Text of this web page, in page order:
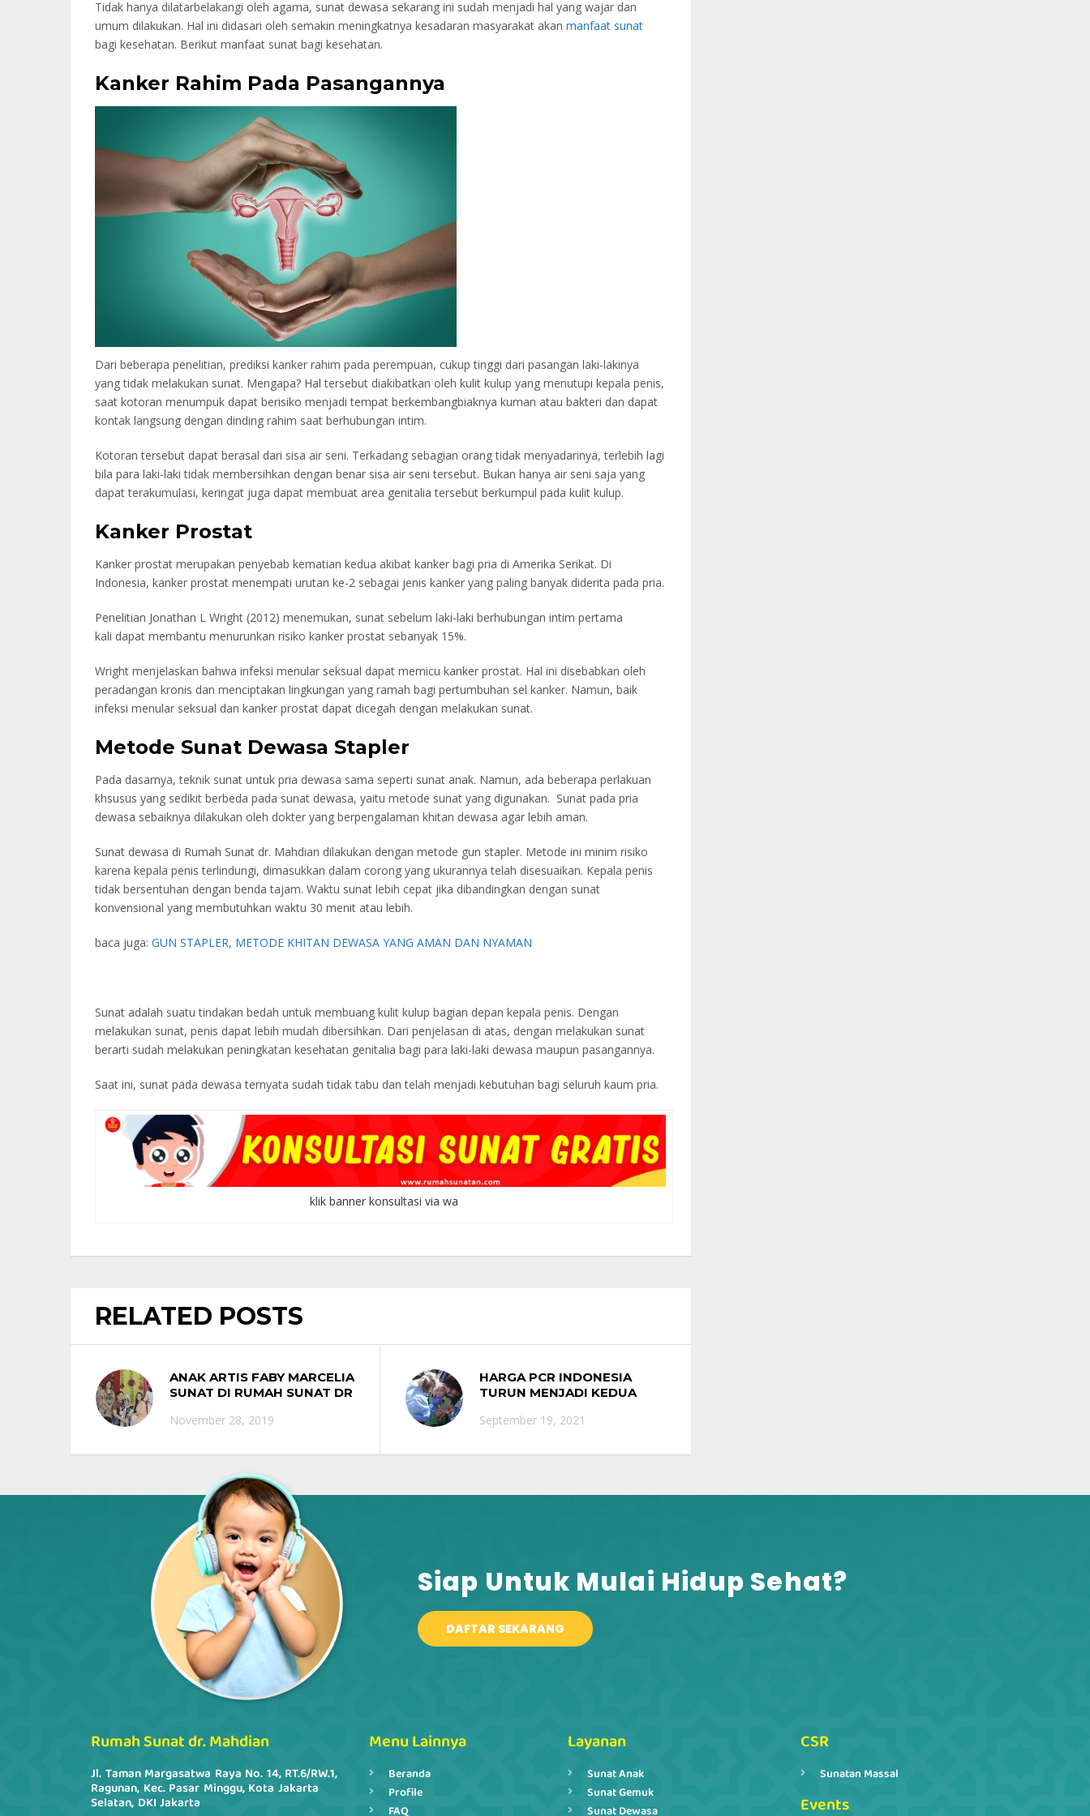
Tidak hanya dilatarbelakangi oleh agama, sunat dewasa sekarang ini sudah menjadi hal yang wajar dan
umum dilakukan. Hal ini didasari oleh semakin meningkatnya kesadaran masyarakat akan manfaat sunat
bagi kesehatan. Berikut manfaat sunat bagi kesehatan.
Kanker Rahim Pada Pasangannya
Dari beberapa penelitian, prediksi kanker rahim pada perempuan, cukup tinggi dari pasangan laki-lakinya
yang tidak melakukan sunat. Mengapa? Hal tersebut diakibatkan oleh kulit kulup yang menutupi kepala penis,
saat kotoran menumpuk dapat berisiko menjadi tempat berkembangbiaknya kuman atau bakteri dan dapat
kontak langsung dengan dinding rahim saat berhubungan intim.
Kotoran tersebut dapat berasal dari sisa air seni. Terkadang sebagian orang tidak menyadarinya, terlebih lagi
bila para laki-laki tidak membersihkan dengan benar sisa air seni tersebut. Bukan hanya air seni saja yang
dapat terakumulasi, keringat juga dapat membuat area genitalia tersebut berkumpul pada kulit kulup.
Kanker Prostat
Kanker prostat merupakan penyebab kematian kedua akibat kanker bagi pria di Amerika Serikat. Di
Indonesia, kanker prostat menempati urutan ke-2 sebagai jenis kanker yang paling banyak diderita pada pria.
Penelitian Jonathan L Wright (2012) menemukan, sunat sebelum laki-laki berhubungan intim pertama
kali dapat membantu menurunkan risiko kanker prostat sebanyak 15%.
Wright menjelaskan bahwa infeksi menular seksual dapat memicu kanker prostat. Hal ini disebabkan oleh
peradangan kronis dan menciptakan lingkungan yang ramah bagi pertumbuhan sel kanker. Namun, baik
infeksi menular seksual dan kanker prostat dapat dicegah dengan melakukan sunat.
Metode Sunat Dewasa Stapler
Pada dasarnya, teknik sunat untuk pria dewasa sama seperti sunat anak. Namun, ada beberapa perlakuan
khsusus yang sedikit berbeda pada sunat dewasa, yaitu metode sunat yang digunakan. Sunat pada pria
dewasa sebaiknya dilakukan oleh dokter yang berpengalaman khitan dewasa agar lebih aman.
Sunat dewasa di Rumah Sunat dr. Mahdian dilakukan dengan metode gun stapler. Metode ini minim risiko
karena kepala penis terlindungi, dimasukkan dalam corong yang ukurannya telah disesuaikan. Kepala penis
tidak bersentuhan dengan benda tajam. Waktu sunat lebih cepat jika dibandingkan dengan sunat
konvensional yang membutuhkan waktu 30 menit atau lebih.
baca juga: GUN STAPLER, METODE KHITAN DEWASA YANG AMAN DAN NYAMAN
Sunat adalah suatu tindakan bedah untuk membuang kulit kulup bagian depan kepala penis. Dengan
melakukan sunat, penis dapat lebih mudah dibersihkan. Dari penjelasan di atas, dengan melakukan sunat
berarti sudah melakukan peningkatan kesehatan genitalia bagi para laki-laki dewasa maupun pasangannya.
Saat ini, sunat pada dewasa ternyata sudah tidak tabu dan telah menjadi kebutuhan bagi seluruh kaum pria.
klik banner konsultasi via wa
RELATED POSTS
ANAK ARTIS FABY MARCELIA
SUNAT DI RUMAH SUNAT DR
November 28, 2019
HARGA PCR INDONESIA
TURUN MENJADI KEDUA
September 19, 2021
Siap Untuk Mulai Hidup Sehat?​
DAFTAR SEKARANG
Rumah Sunat dr. Mahdian
Jl. Taman Margasatwa Raya No. 14, RT.6/RW.1,
Ragunan, Kec. Pasar Minggu, Kota Jakarta
Selatan, DKI Jakarta
Menu Lainnya
Beranda
Profile
FAQ
Layanan
Sunat Anak
Sunat Gemuk
Sunat Dewasa
CSR
Sunatan Massal
Events